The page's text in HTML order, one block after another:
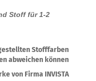
Stoff für 1-2
Stofffarben
abweichen können
von Firma INVISTA